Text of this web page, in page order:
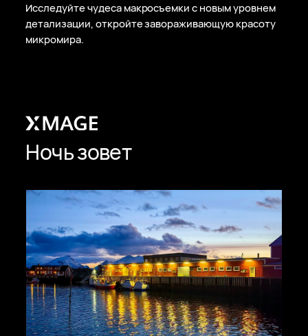
Исследуйте чудеса макросъемки с новым уровнем
детализации, откройте завораживающую красоту
микромира.
Ночь зовет